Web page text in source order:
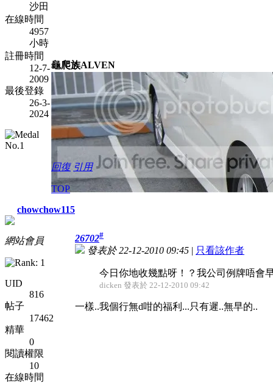
沙田
在線時間
4957
小時
註冊時間
12-7-
2009
最後登錄
26-3-
2024
龜爬族ALVEN
回復 引用
TOP
chowchow115
網站會員
UID
816
帖子
17462
精華
0
閱讀權限
10
在線時間
26702#
發表於 22-12-2010 09:45 | 只看該作者
今日你地收幾點呀！？我公司例牌唔會
dicken 發表於 22-12-2010 09:42
一樣..我個行無d咁的福利...只有遲..無早的..